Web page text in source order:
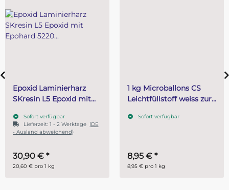
Epoxid Laminierharz
SKresin L5 Epoxid mit
kg (1 kg Harz + 500 g
Härter)
Sofort verfügbar
Lieferzeit: 1 - 2 Werktage (DE
- Ausland abweichend)
30,90 € *
20,60 € pro 1 kg
1 kg Microballons CS
Leichtfüllstoff weiss zur
Spachtelmassen
Sofort verfügbar
8,95 € *
8,95 € pro 1 kg